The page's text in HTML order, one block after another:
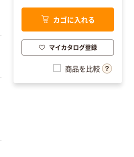
カゴに入れる
マイカタログ登録
商品を比較